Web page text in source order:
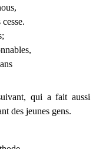
qui a fait aussi
des jeunes gens.